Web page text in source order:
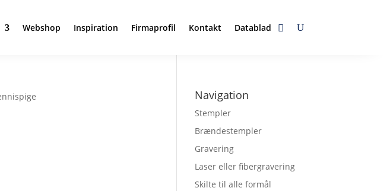
Webshop Inspiration Firmaprofil Kontakt Datablad
Navigation
Stempler
Brændestempler
Gravering
Laser eller fibergravering
Skilte til alle formål